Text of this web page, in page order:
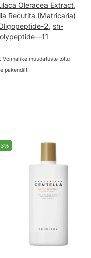
Oleracea Extract,
Recutita (Matricaria)
2, sh-
muudatuste tõttu
pakendilt.